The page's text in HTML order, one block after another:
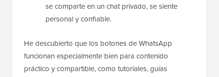
se comparte en un chat privado, se siente
personal y confiable.
He descubierto que los botones de WhatsApp
funcionan especialmente bien para contenido
práctico y compartible, como tutoriales, guías